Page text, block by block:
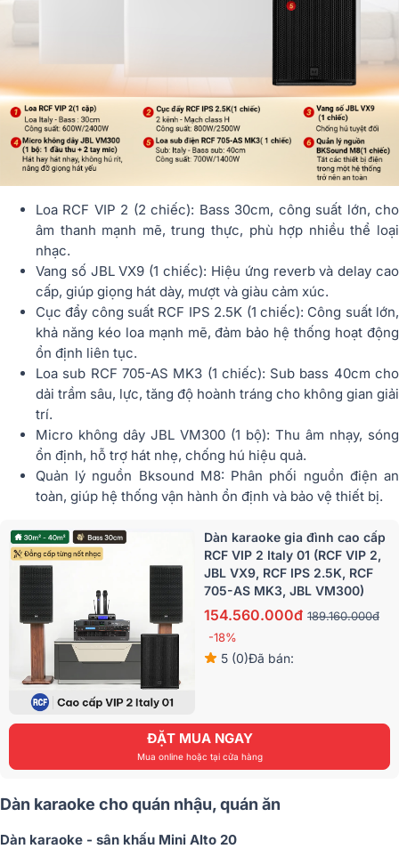
Loa RCF VIP 2 (2 chiếc): Bass 30cm, công suất lớn, cho
âm thanh mạnh mẽ, trung thực, phù hợp nhiều thể loại
nhạc.
Vang số JBL VX9 (1 chiếc): Hiệu ứng reverb và delay cao
cấp, giúp giọng hát dày, mượt và giàu cảm xúc.
Cục đẩy công suất RCF IPS 2.5K (1 chiếc): Công suất lớn,
khả năng kéo loa mạnh mẽ, đảm bảo hệ thống hoạt động
ổn định liên tục.
Loa sub RCF 705-AS MK3 (1 chiếc): Sub bass 40cm cho
dải trầm sâu, lực, tăng độ hoành tráng cho không gian giải
trí.
Micro không dây JBL VM300 (1 bộ): Thu âm nhạy, sóng
ổn định, hỗ trợ hát nhẹ, chống hú hiệu quả.
Quản lý nguồn Bksound M8: Phân phối nguồn điện an
toàn, giúp hệ thống vận hành ổn định và bảo vệ thiết bị.
Dàn karaoke gia đình cao cấp
RCF VIP 2 Italy 01 (RCF VIP 2,
JBL VX9, RCF IPS 2.5K, RCF
705-AS MK3, JBL VM300)
154.560.000đ 189.160.000đ
-18%
5 (0)Đã bán:
ĐẶT MUA NGAY
Mua online hoặc tại cửa hàng
Dàn karaoke cho quán nhậu, quán ăn
Dàn karaoke - sân khấu Mini Alto 20